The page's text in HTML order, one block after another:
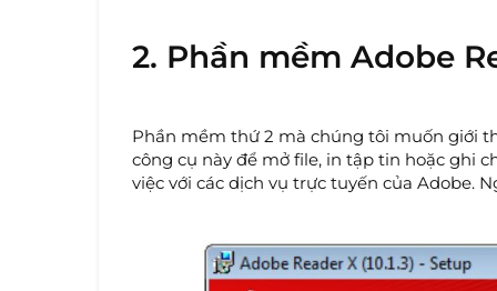
2. Phần mềm Adobe
Phần mềm thứ 2 mà chúng tôi muốn giới
công cụ này để mở file, in tập tin hoặc ghi
việc với các dịch vụ trực tuyến của Adobe.